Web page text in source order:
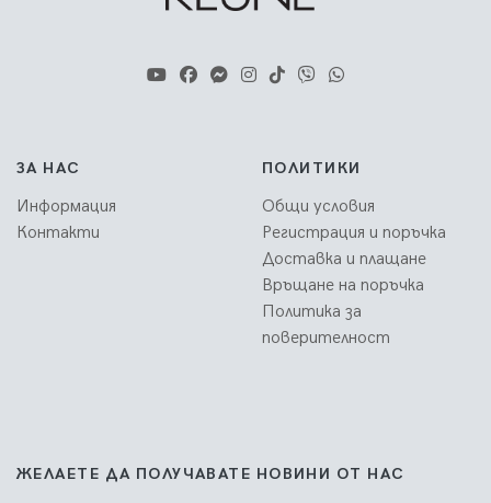
ЗА НАС
Информация
Контакти
ПОЛИТИКИ
Общи условия
Регистрация и поръчка
Доставка и плащане
Връщане на поръчка
Политика за
поверителност
ЖЕЛАЕТЕ ДА ПОЛУЧАВАТЕ НОВИНИ ОТ НАС